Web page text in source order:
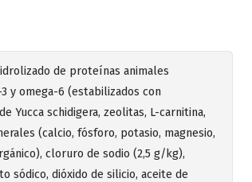
de proteínas animales
y omega-6 (estabilizados con
Yucca schidigera, zeolitas, L-carnitina,
(calcio, fósforo, potasio, magnesio,
cloruro de sodio (2,5 g/kg),
sódico, dióxido de silicio, aceite de